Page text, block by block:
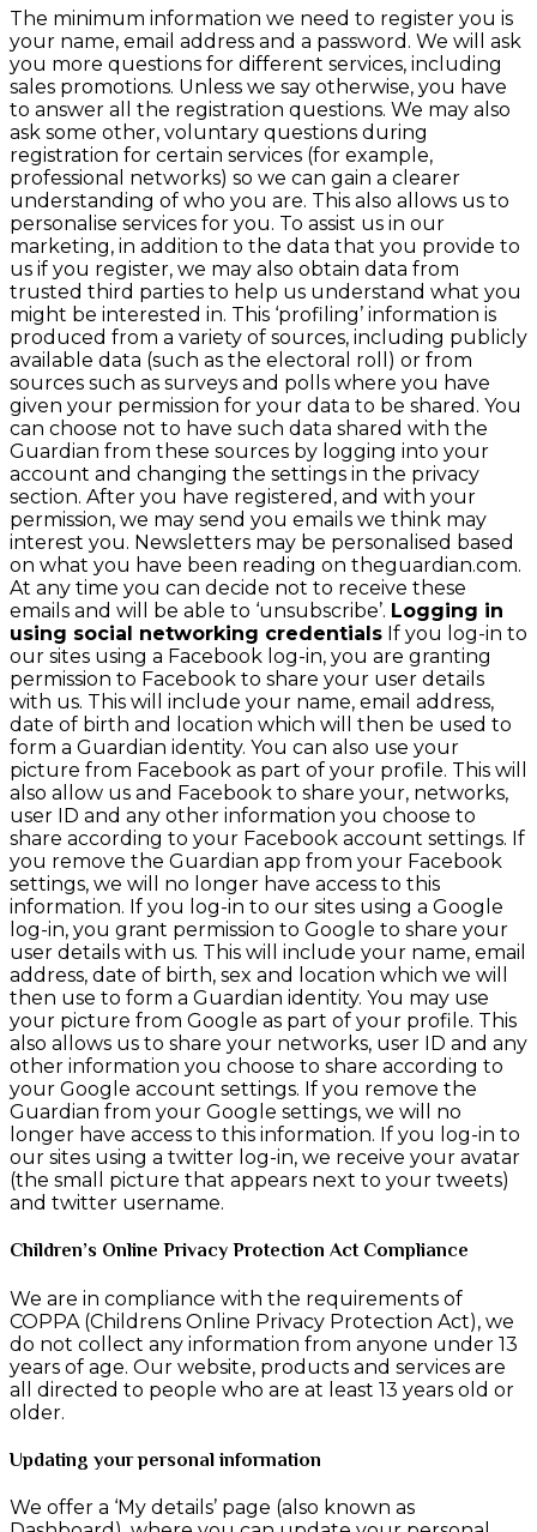
The minimum information we need to register you is
your name, email address and a password. We will ask
you more questions for different services, including
sales promotions. Unless we say otherwise, you have
to answer all the registration questions. We may also
ask some other, voluntary questions during
registration for certain services (for example,
professional networks) so we can gain a clearer
understanding of who you are. This also allows us to
personalise services for you. To assist us in our
marketing, in addition to the data that you provide to
us if you register, we may also obtain data from
trusted third parties to help us understand what you
might be interested in. This ‘profiling’ information is
produced from a variety of sources, including publicly
available data (such as the electoral roll) or from
sources such as surveys and polls where you have
given your permission for your data to be shared. You
can choose not to have such data shared with the
Guardian from these sources by logging into your
account and changing the settings in the privacy
section. After you have registered, and with your
permission, we may send you emails we think may
interest you. Newsletters may be personalised based
on what you have been reading on theguardian.com.
At any time you can decide not to receive these
emails and will be able to ‘unsubscribe’. Logging in
using social networking credentials If you log-in to
our sites using a Facebook log-in, you are granting
permission to Facebook to share your user details
with us. This will include your name, email address,
date of birth and location which will then be used to
form a Guardian identity. You can also use your
picture from Facebook as part of your profile. This will
also allow us and Facebook to share your, networks,
user ID and any other information you choose to
share according to your Facebook account settings. If
you remove the Guardian app from your Facebook
settings, we will no longer have access to this
information. If you log-in to our sites using a Google
log-in, you grant permission to Google to share your
user details with us. This will include your name, email
address, date of birth, sex and location which we will
then use to form a Guardian identity. You may use
your picture from Google as part of your profile. This
also allows us to share your networks, user ID and any
other information you choose to share according to
your Google account settings. If you remove the
Guardian from your Google settings, we will no
longer have access to this information. If you log-in to
our sites using a twitter log-in, we receive your avatar
(the small picture that appears next to your tweets)
and twitter username.
Children’s Online Privacy Protection Act Compliance
We are in compliance with the requirements of
COPPA (Childrens Online Privacy Protection Act), we
do not collect any information from anyone under 13
years of age. Our website, products and services are
all directed to people who are at least 13 years old or
older.
Updating your personal information
We offer a ‘My details’ page (also known as